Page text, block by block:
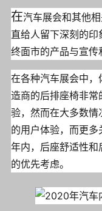
在汽车展会和其他
直给人留下深刻的
终面市的产品与宣传
在各种汽车展会中，
造商的后排座椅非
验，然而在大多数
的用户体验，而更
年内，后座舒适性和
的优先考虑。